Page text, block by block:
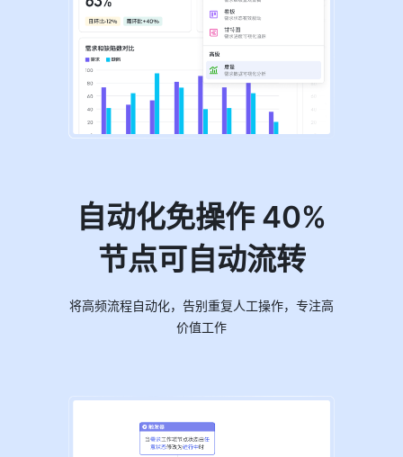
自动化免操作 40%
节点可自动流转
将高频流程自动化，告别重复人工操作，专注高
价值工作